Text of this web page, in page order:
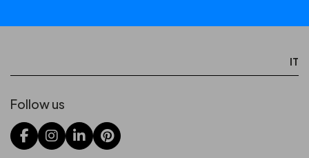
IT
Follow us